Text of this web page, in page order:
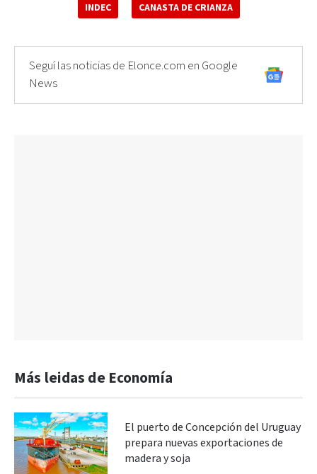
INDEC CANASTA DE CRIANZA
Seguí las noticias de Elonce.com en Google
News
Más leidas de Economía
El puerto de Concepción del Uruguay
prepara nuevas exportaciones de
madera y soja